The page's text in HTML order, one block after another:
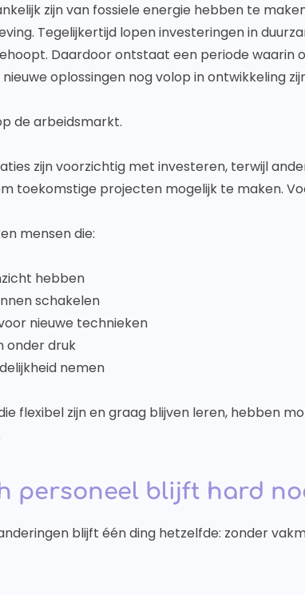
zijn van fossiele energie hebben te
Tegelijkertijd lopen investeringen in
Daardoor ontstaat een periode waarin
oplossingen nog volop in ontwikkeling
de arbeidsmarkt.
zijn voorzichtig met investeren, terwijl
toekomstige projecten mogelijk te maken.
mensen die:
hebben
schakelen
nieuwe technieken
onder druk
nemen
flexibel zijn en graag blijven leren, hebben
personeel blijft hard
blijft één ding hetzelfde: zonder